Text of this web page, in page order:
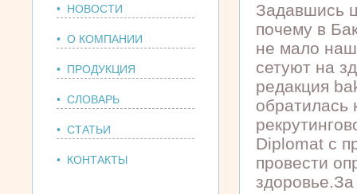
• НОВОСТИ
• О КОМПАНИИ
• ПРОДУКЦИЯ
• СЛОВАРЬ
• СТАТЬИ
• КОНТАКТЫ
Задавшись
почему в
не мало
сетуют на
редакция
обратилась
Diplomat с
провести